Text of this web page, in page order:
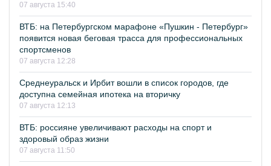
07 августа 15:40
ВТБ: на Петербургском марафоне «Пушкин - Петербург»
появится новая беговая трасса для профессиональных
спортсменов
07 августа 12:28
Среднеуральск и Ирбит вошли в список городов, где
доступна семейная ипотека на вторичку
07 августа 12:13
ВТБ: россияне увеличивают расходы на спорт и
здоровый образ жизни
07 августа 11:50